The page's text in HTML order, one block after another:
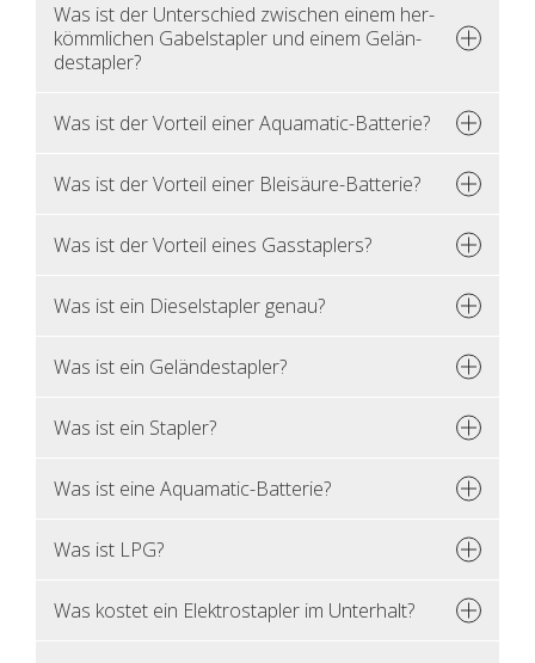
Was ist der Un­ter­schied zwi­schen einem her­
kömm­li­chen Ga­bel­stap­ler und einem Ge­län­
de­stap­ler?
Was ist der Vor­teil einer Aqua­ma­tic-Bat­te­rie?
Was ist der Vor­teil einer Blei­säu­re-Bat­te­rie?
Was ist der Vor­teil eines Gas­stap­lers?
Was ist ein Die­sel­stap­ler genau?
Was ist ein Ge­län­de­stap­ler?
Was ist ein Stap­ler?
Was ist eine Aqua­ma­tic-Bat­te­rie?
Was ist LPG?
Was kos­tet ein Elek­tro­stap­ler im Un­ter­halt?